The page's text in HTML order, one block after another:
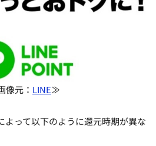
像元： LINE≫
よって以下のように還元時期が異な